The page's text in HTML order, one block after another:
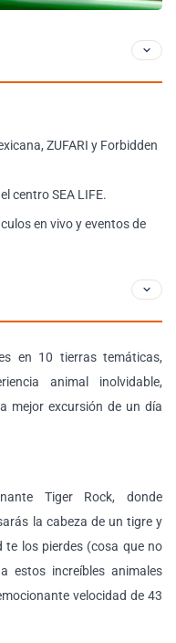
ZUFARI y Forbidden
centro SEA LIFE.
en vivo y eventos de
en 10 tierras temáticas,
animal inolvidable,
mejor excursión de un día
Tiger Rock, donde
la cabeza de un tigre y
te los pierdes (cosa que no
estos increíbles animales
velocidad de 43